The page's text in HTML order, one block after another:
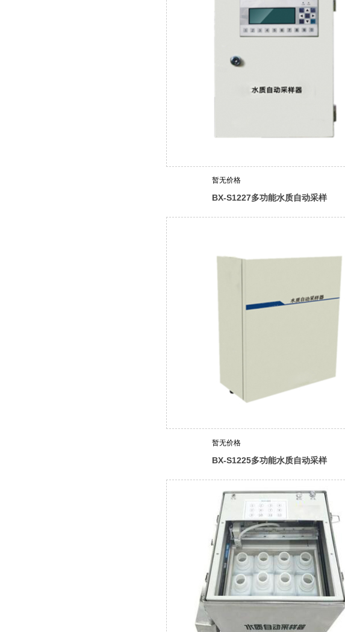
暂无价格
BX-S1227多功能水质自动采样
暂无价格
BX-S1225多功能水质自动采样